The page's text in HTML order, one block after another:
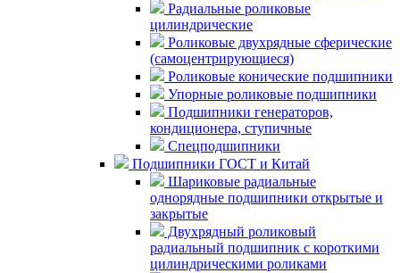
Радиальные роликовые
цилиндрические
Роликовые двухрядные сферические
(самоцентрирующиеся)
Роликовые конические подшипники
Упорные роликовые подшипники
Подшипники генераторов,
кондиционера, ступичные
Спецподшипники
Подшипники ГОСТ и Китай
Шариковые радиальные
однорядные подшипники открытые и
закрытые
Двухрядный роликовый
радиальный подшипник с короткими
цилиндрическими роликами